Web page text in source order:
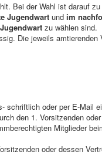
Bei der Wahl ist darauf
Jugendwart und im
zu wählen sind.
Die jeweils amtierenden
schriftlich oder per E-Mail
den 1. Vorsitzenden
Mitglieder
oder dessen